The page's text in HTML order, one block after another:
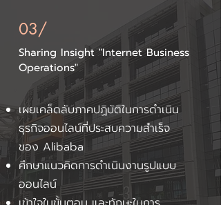
03/
Sharing Insight "Internet Business
Operations"
เผยเคล็ดลับภาคปฏิบัติในการดำเนิน
ธุรกิจออนไลน์ที่ประสบความสำเร็จ
ของ Alibaba
ศึกษาแนวคิดการดำเนินงานรูปแบบ
ออนไลน์